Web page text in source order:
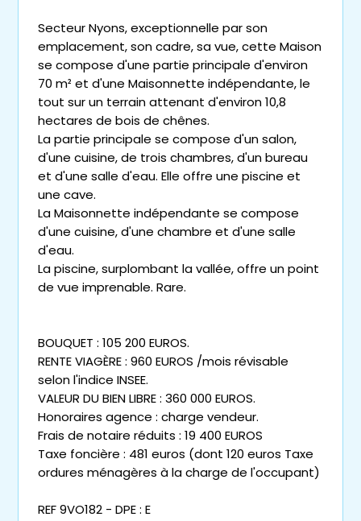
Secteur Nyons, exceptionnelle par son
emplacement, son cadre, sa vue, cette Maison
se compose d'une partie principale d'environ
70 m² et d'une Maisonnette indépendante, le
tout sur un terrain attenant d'environ 10,8
hectares de bois de chênes.
La partie principale se compose d'un salon,
d'une cuisine, de trois chambres, d'un bureau
et d'une salle d'eau. Elle offre une piscine et
une cave.
La Maisonnette indépendante se compose
d'une cuisine, d'une chambre et d'une salle
d'eau.
La piscine, surplombant la vallée, offre un point
de vue imprenable. Rare.
BOUQUET : 105 200 EUROS.
RENTE VIAGÈRE : 960 EUROS /mois révisable
selon l'indice INSEE.
VALEUR DU BIEN LIBRE : 360 000 EUROS.
Honoraires agence : charge vendeur.
Frais de notaire réduits : 19 400 EUROS
Taxe foncière : 481 euros (dont 120 euros Taxe
ordures ménagères à la charge de l'occupant)
REF 9VO182 - DPE : E